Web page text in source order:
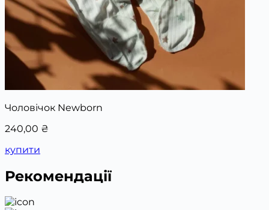
Чоловічок Newborn
240,00 ₴
купити
Рекомендації